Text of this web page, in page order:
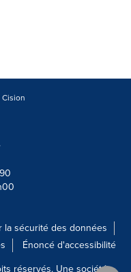
la sécurité des données
Énoncé d'accessibilité
réservés. Une société